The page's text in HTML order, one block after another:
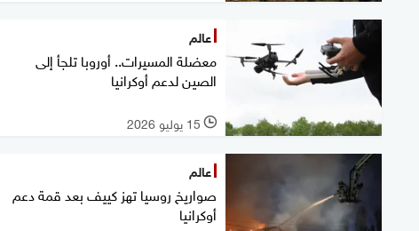
عالم
معضلة المسيرات.. أوروبا تلجأ إلى
الصين لدعم أوكرانيا
l 15 يوليو 2026
عالم
صواريخ روسيا تهز كييف بعد قمة دعم
أوكرانيا